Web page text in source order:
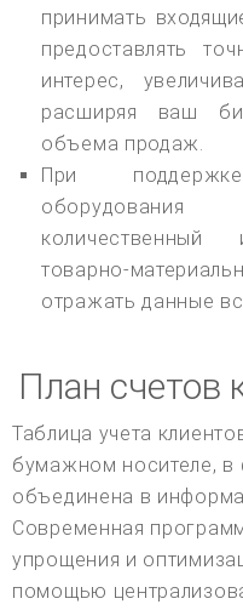
принимать
предоставлять
интерес,
расширяя ваш
объема продаж.
При поддержке
товарно-
отражать данные
План счетов
Таблица учета
бумажном носителе, в
объединена в
Современная
упрощения и
помощью